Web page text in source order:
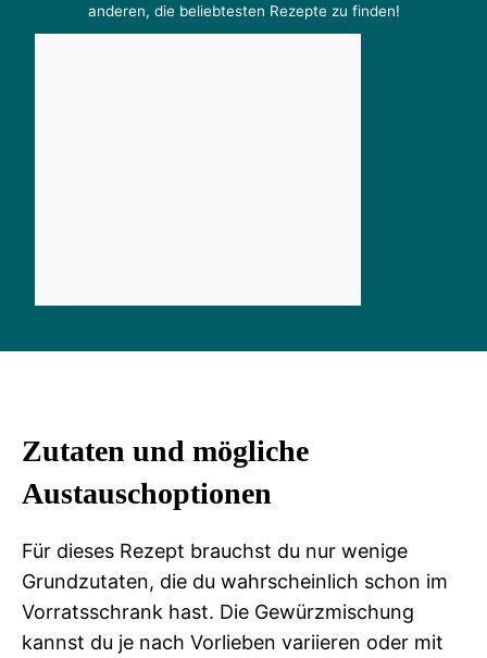
anderen, die beliebtesten Rezepte zu finden!
Zutaten und mögliche
Austauschoptionen
Für dieses Rezept brauchst du nur wenige
Grundzutaten, die du wahrscheinlich schon im
Vorratsschrank hast. Die Gewürzmischung
kannst du je nach Vorlieben variieren oder mit